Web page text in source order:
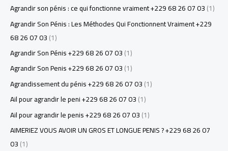
Agrandir son pénis : ce qui fonctionne vraiment +229 68 26 07 03(1)
Agrandir Son Pénis : Les Méthodes Qui Fonctionnent Vraiment +229
68 26 07 03(1)
Agrandir Son Pénis +229 68 26 07 03(1)
Agrandir Son Penis +229 68 26 07 03(1)
Agrandissement du pénis +229 68 26 07 03(1)
Ail pour agrandir le peni +229 68 26 07 03(1)
Ail pour agrandir le penis +229 68 26 07 03(1)
AIMERIEZ VOUS AVOIR UN GROS ET LONGUE PENIS ? +229 68 26 07
03(1)